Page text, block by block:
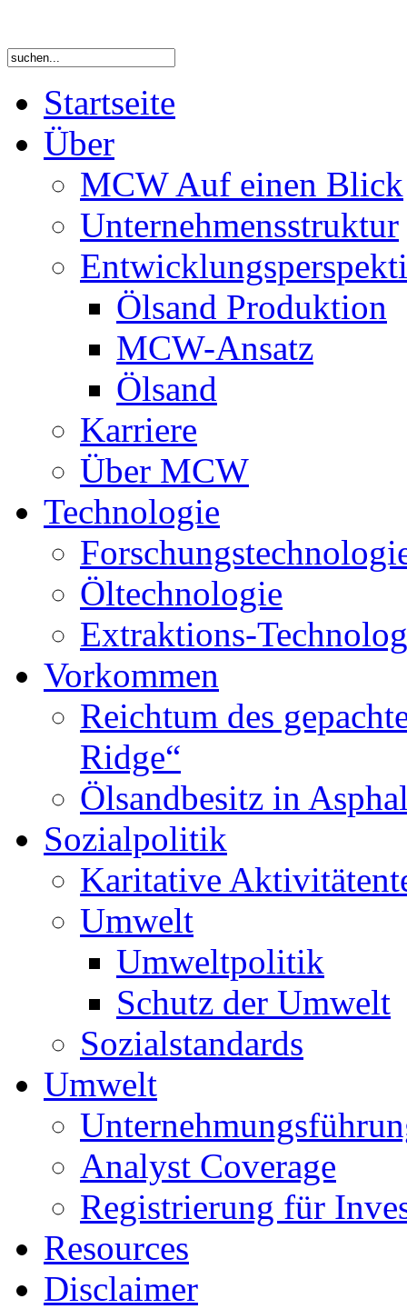
Startseite
Über
MCW Auf einen Blick
Unternehmensstruktur
Ölsand Produktion
MCW-Ansatz
Ölsand
Karriere
Über MCW
Technologie
Öltechnologie
Extraktions-
Vorkommen
Reichtum des
Ridge“
Ölsandbesitz in
Sozialpolitik
Karitative
Umwelt
Umweltpolitik
Schutz der Umwelt
Sozialstandards
Umwelt
Analyst Coverage
Registrierung für
Resources
Disclaimer